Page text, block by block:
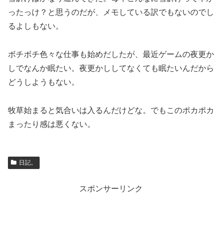
ったっけ？と思うのだが、メモしている訳でもないのでし
るよしもない。
ボチボチ色々な仕事も始めだしたが、最近ゲームの夜更か
しでなんか眠たい。夜更かししてなくても眠たいんだから
どうしようもない。
牧草始まると気合いは入るんだけどな。でもこのポカポカ
まったり感は悪くない。
日記。
スポンサーリンク